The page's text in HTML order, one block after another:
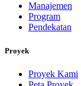
Manajemen
Program
Pendekatan
Proyek
Proyek Kami